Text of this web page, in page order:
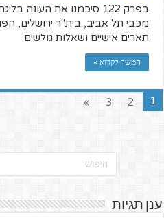
בפרק 122 סיכמנו את
מכבי תל אביב, בית"ר ירושלים,
תארים אישיים ושאלות גולשים
המשך לקרוא »
1
2
3
»
ענן תגיות